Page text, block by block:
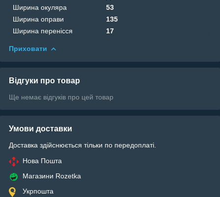
Ширина окуляра
53
Ширина оправи
135
Ширина перенісся
17
Приховати
Відгуки про товар
Ще немає відгуків про цей товар
Умови доставки
Доставка здійснюється тільки по передоплаті.
Нова Пошта
Магазини Rozetka
Укрпошта